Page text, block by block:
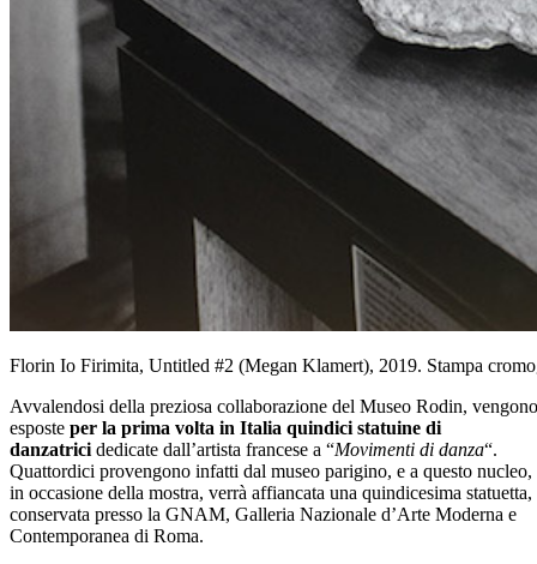
Florin Io Firimita, Untitled #2 (Megan Klamert), 2019. Stampa
Avvalendosi della preziosa collaborazione del Museo Rodin, vengono
esposte per la prima volta in Italia quindici statuine di
danzatrici dedicate dall’artista francese a “Movimenti di danza“.
Quattordici provengono infatti dal museo parigino, e a questo nucleo,
in occasione della mostra, verrà affiancata una quindicesima statuetta,
conservata presso la GNAM, Galleria Nazionale d’Arte Moderna e
Contemporanea di Roma.